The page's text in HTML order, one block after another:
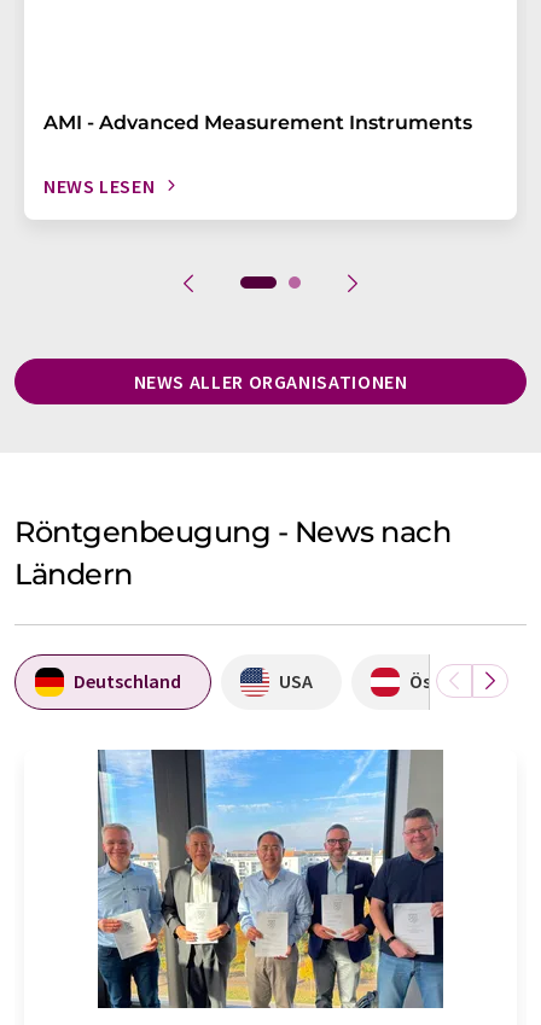
AMI - Advanced Measurement Instruments
NEWS LESEN
NEWS ALLER ORGANISATIONEN
Röntgenbeugung - News nach
Ländern
Deutschland USA Österreich